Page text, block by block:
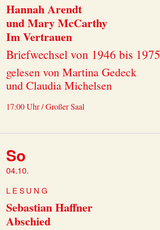
Hannah Arendt
und Mary McCarthy
Im Vertrauen
Briefwechsel von 1946 bis 1975
gelesen von Martina Gedeck
und Claudia Michelsen
17:00 Uhr / Großer Saal
So
04.10.
LESUNG
Sebastian Haffner
Abschied